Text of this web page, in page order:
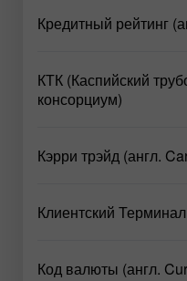
Кредитный рейтинг
КТК (Каспийский
консорциум)
Кэрри трэйд (англ.
Клиентский
Код валюты (англ.